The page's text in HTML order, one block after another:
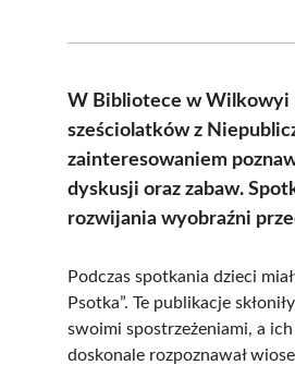
W Bibliotece w Wilkowyi
sześciolatków z
zainteresowaniem
dyskusji oraz zabaw.
rozwijania wyobraźni
Podczas spotkania dzieci
Psotka”. Te publikacje
swoimi spostrzeżeniami, a
doskonale rozpoznawał